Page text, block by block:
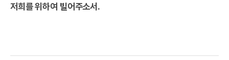
저희를 위하여 빌어주소서.